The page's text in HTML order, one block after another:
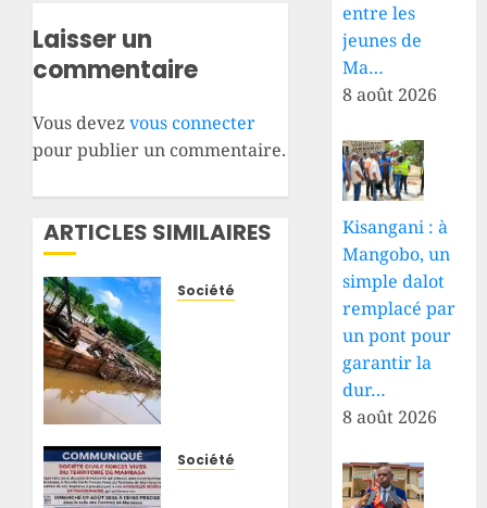
Laisser un
commentaire
Vous devezvous connecter
pour publier un commentaire.
ARTICLES SIMILAIRES
Société
planches
Société
entre les
jeunes de
Ma…
8 août 2026
Kisangani : à
Mangobo, un
simple dalot
remplacé par
un pont pour
garantir la
dur…
8 août 2026